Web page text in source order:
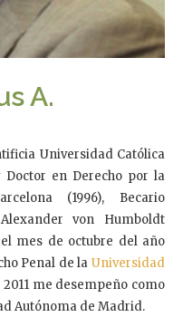
A.
Universidad Católica
Doctor en Derecho por la
(1996), Becario
von Humboldt
mes de octubre del año
Penal de la Universidad
me desempeño como
Autónoma de Madrid.